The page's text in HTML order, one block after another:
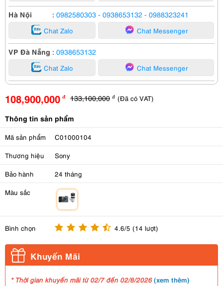
Hà Nội : 0982580303 - 0938653132 - 0988323241
Chat Zalo Chat Messenger
VP Đà Nẵng : 0938653132
Chat Zalo Chat Messenger
108,900,000 đ 133,100,000 đ (Đã có VAT)
Thông tin sản phẩm
Mã sản phẩm C01000104
Thương hiệu Sony
Bảo hành 24 tháng
Màu sắc
Bình chọn 4.6/5 (14 lượt)
Khuyến Mãi
* Thời gian khuyến mãi từ 02/7 đến 02/8/2026(xem thêm)